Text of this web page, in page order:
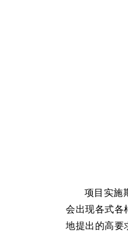
项目实施期
会出现各式各
地提出的高要